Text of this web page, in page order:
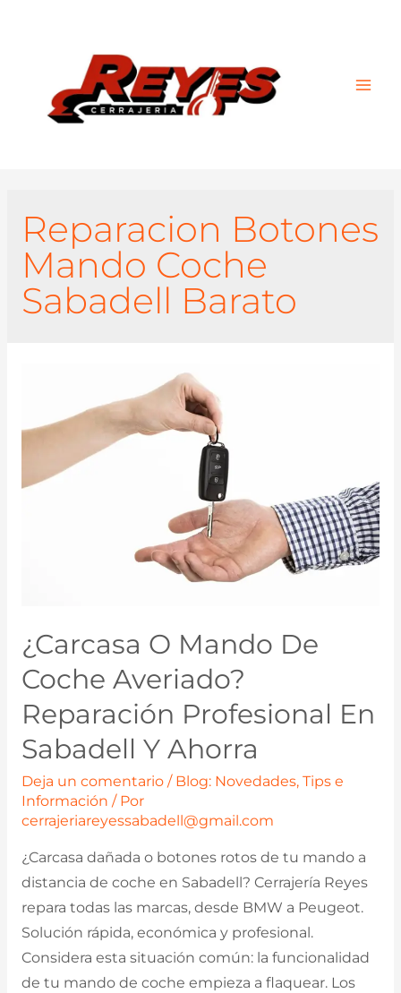
Reparacion Botones
Mando Coche
Sabadell Barato
¿Carcasa O Mando De
Coche Averiado?
Reparación Profesional En
Sabadell Y Ahorra
Deja un comentario / Blog: Novedades, Tips e
Información / Por
cerrajeriareyessabadell@gmail.com
¿Carcasa dañada o botones rotos de tu mando a
distancia de coche en Sabadell? Cerrajería Reyes
repara todas las marcas, desde BMW a Peugeot.
Solución rápida, económica y profesional.
Considera esta situación común: la funcionalidad
de tu mando de coche empieza a flaquear. Los